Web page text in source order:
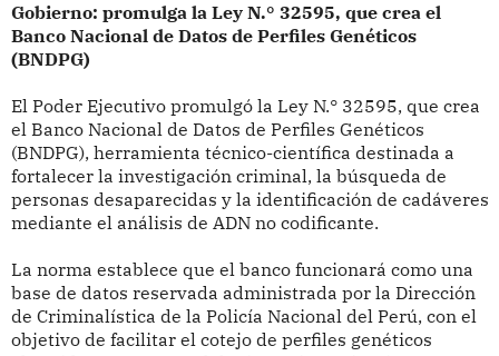
Gobierno: promulga la Ley N.° 32595, que crea el
Banco Nacional de Datos de Perfiles Genéticos
(BNDPG)
El Poder Ejecutivo promulgó la Ley N.° 32595, que crea
el Banco Nacional de Datos de Perfiles Genéticos
(BNDPG), herramienta técnico-científica destinada a
fortalecer la investigación criminal, la búsqueda de
personas desaparecidas y la identificación de cadáveres
mediante el análisis de ADN no codificante.
La norma establece que el banco funcionará como una
base de datos reservada administrada por la Dirección
de Criminalística de la Policía Nacional del Perú, con el
objetivo de facilitar el cotejo de perfiles genéticos